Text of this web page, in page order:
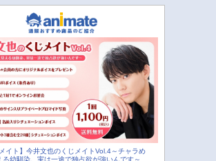
メイト】今井文也のくじメイトVol.4～チャラめ
る幼馴染、実は一途で独占欲が強いんです～